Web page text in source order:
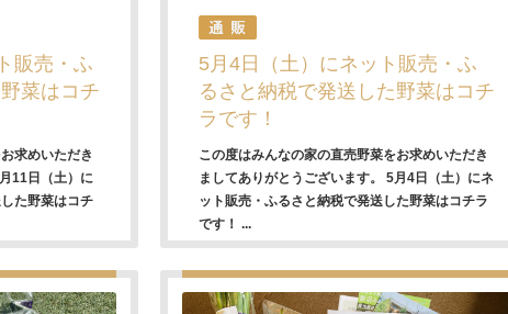
販売・ふ
菜はコチ
求めいただき
11日（土）に
た野菜はコチ
5月4日（土）にネット販売・ふ
るさと納税で発送した野菜はコチ
ラです！
この度はみんなの家の直売野菜をお求めいただき
ましてありがとうございます。 5月4日（土）にネ
ット販売・ふるさと納税で発送した野菜はコチラ
です！ ...